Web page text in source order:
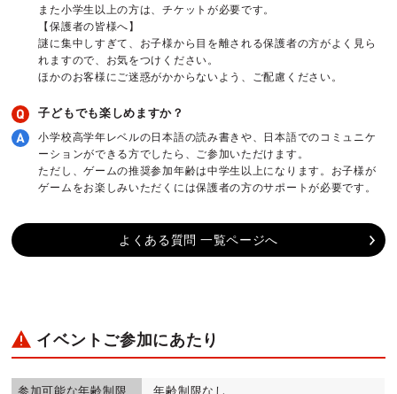
また小学生以上の方は、チケットが必要です。
【保護者の皆様へ】
謎に集中しすぎて、お子様から目を離される保護者の方がよく見ら
れますので、お気をつけください。
ほかのお客様にご迷惑がかからないよう、ご配慮ください。
子どもでも楽しめますか？
小学校高学年レベルの日本語の読み書きや、日本語でのコミュニケ
ーションができる方でしたら、ご参加いただけます。
ただし、ゲームの推奨参加年齢は中学生以上になります。お子様が
ゲームをお楽しみいただくには保護者の方のサポートが必要です。
よくある質問 一覧ページへ
イベントご参加にあたり
参加可能な年齢制限
年齢制限なし